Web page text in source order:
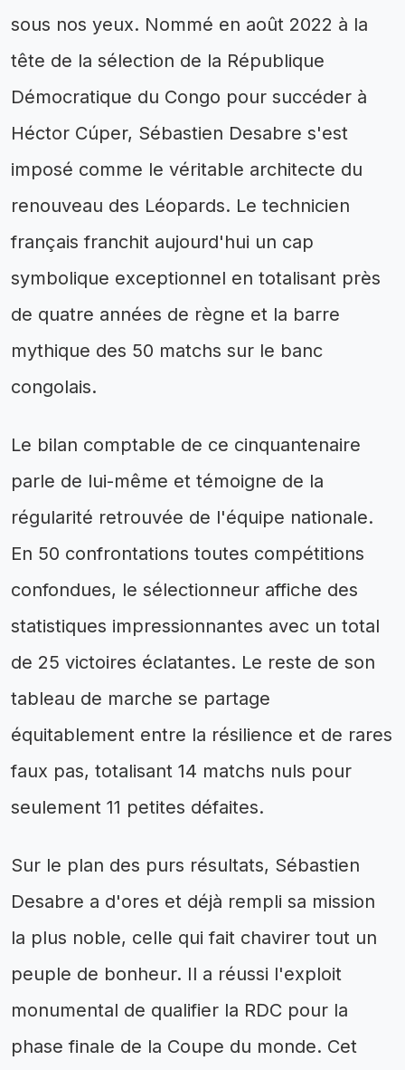
sous nos yeux. Nommé en août 2022 à la
tête de la sélection de la République
Démocratique du Congo pour succéder à
Héctor Cúper, Sébastien Desabre s'est
imposé comme le véritable architecte du
renouveau des Léopards. Le technicien
français franchit aujourd'hui un cap
symbolique exceptionnel en totalisant près
de quatre années de règne et la barre
mythique des 50 matchs sur le banc
congolais.
Le bilan comptable de ce cinquantenaire
parle de lui-même et témoigne de la
régularité retrouvée de l'équipe nationale.
En 50 confrontations toutes compétitions
confondues, le sélectionneur affiche des
statistiques impressionnantes avec un total
de 25 victoires éclatantes. Le reste de son
tableau de marche se partage
équitablement entre la résilience et de rares
faux pas, totalisant 14 matchs nuls pour
seulement 11 petites défaites.
Sur le plan des purs résultats, Sébastien
Desabre a d'ores et déjà rempli sa mission
la plus noble, celle qui fait chavirer tout un
peuple de bonheur. Il a réussi l'exploit
monumental de qualifier la RDC pour la
phase finale de la Coupe du monde. Cet